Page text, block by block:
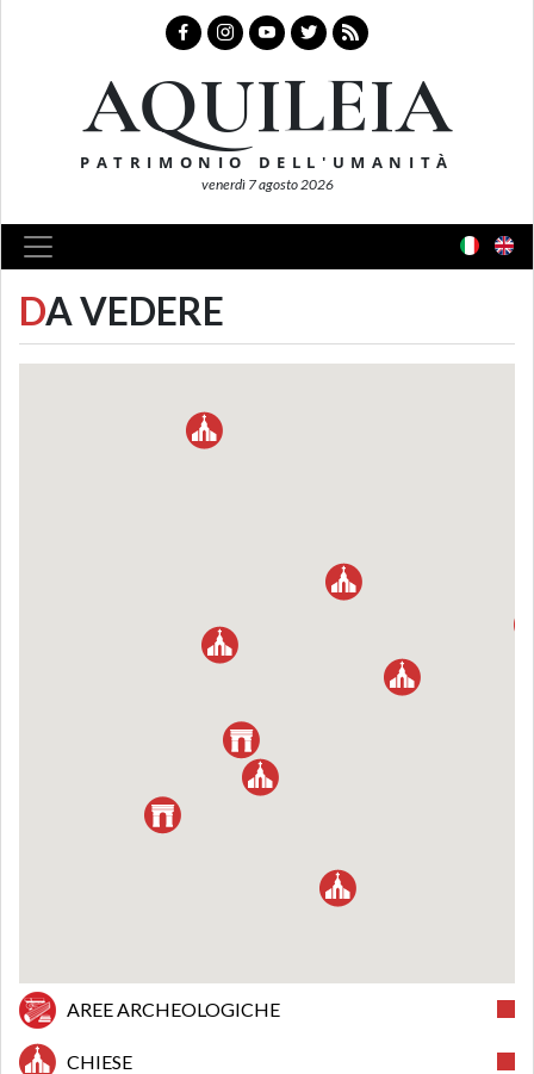
AQUILEIA
PATRIMONIO DELL'UMANITÀ
venerdì 7 agosto 2026
DA VEDERE
AREE ARCHEOLOGICHE
CHIESE